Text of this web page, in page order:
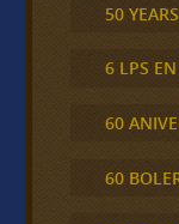
50
6 LPS
60
60